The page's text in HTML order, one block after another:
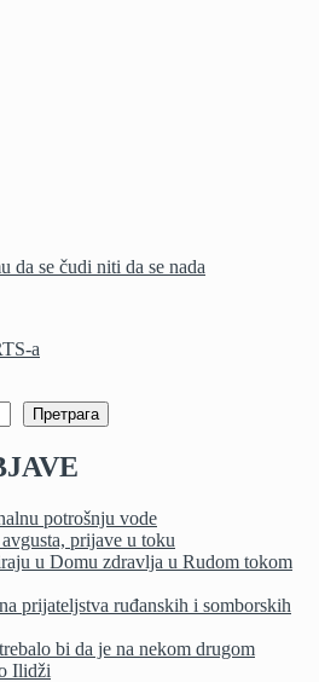
da se čudi niti da se nada
a
Претрага
potrošnju vode
prijave u toku
u Domu zdravlja u Rudom tokom
prijateljstva ruđanskih i somborskih
bi da je na nekom drugom
Ilidži